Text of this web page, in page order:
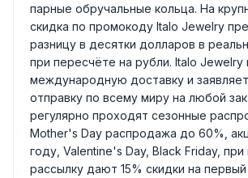
парные обручальные кольца. На
скидка по промокоду Italo Jewelry
разницу в десятки долларов в
при пересчёте на рубли. Italo
международную доставку и
отправку по всему миру на любой
регулярно проходят сезонные
Mother's Day распродажа до 60%,
году, Valentine's Day, Black Friday, при
рассылку дают 15% скидки на первый